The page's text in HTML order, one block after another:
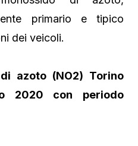
primario e tipico
dei veicoli.
azoto (NO2) Torino
2020 con periodo